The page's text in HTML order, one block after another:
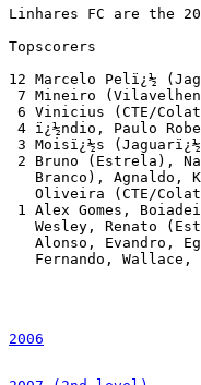
Linhares FC are the
Topscorers
12 Marcelo Pelï¿½
7 Mineiro
6 Vinicius (CTE/
4 ï¿½ndio, Paulo
3 Moisï¿½s
2 Bruno (Estrela),
Branco), Agnaldo,
Oliveira (CTE/
1 Alex Gomes,
Wesley, Renato
Alonso, Evandro,
Fernando, Wallace,
2006